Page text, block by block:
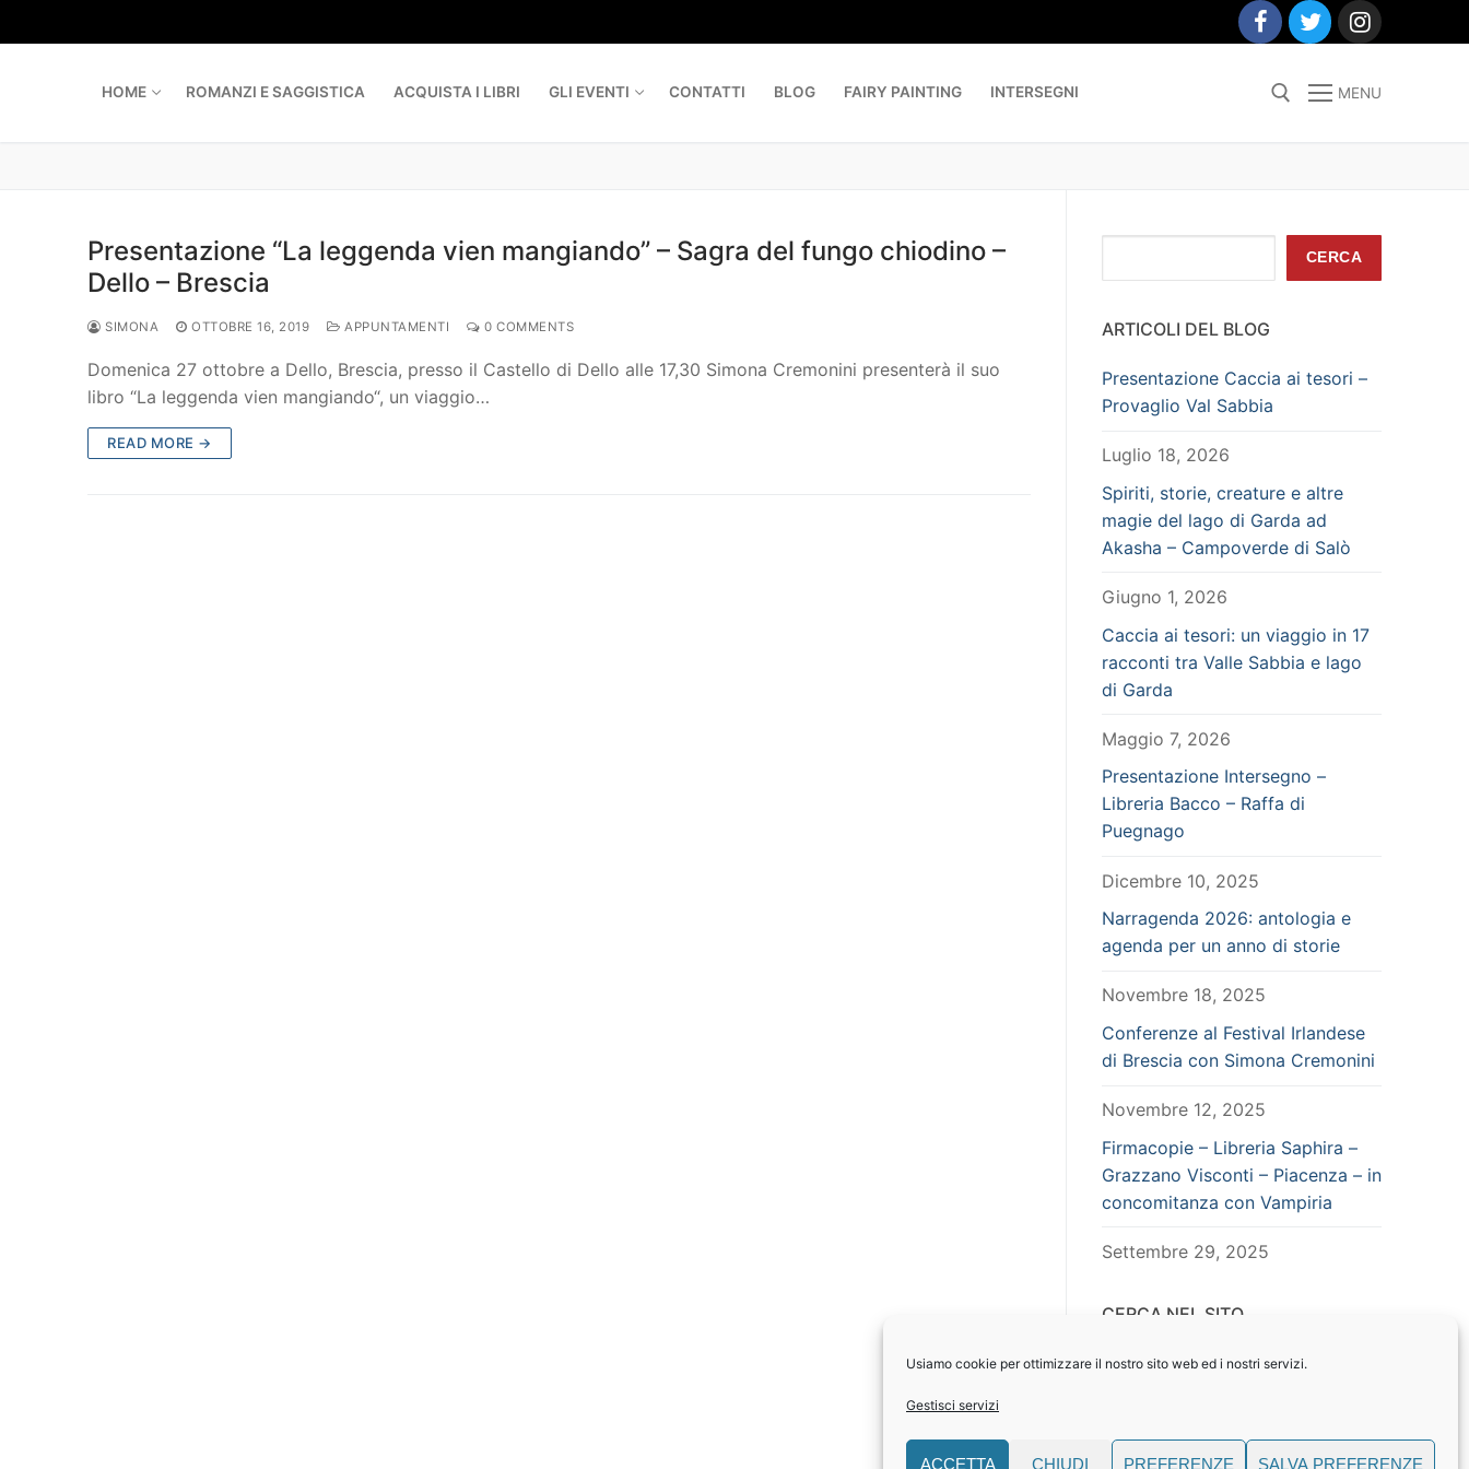
Usiamo cookie per ottimizzare il nostro sito web ed i nostri servizi.
Gestisci servizi
ACCETTA CHIUDI PREFERENZE SALVA PREFERENZE
to
HOME ROMANZI E SAGGISTICA ACQUISTA I LIBRI GLI EVENTI CONTATTI BLOG FAIRY PAINTING INTERSEGNI MENU
Presentazione “La leggenda vien mangiando” – Sagra del fungo chiodino –
Dello – Brescia
SIMONA OTTOBRE 16, 2019 APPUNTAMENTI 0 COMMENTS
Domenica 27 ottobre a Dello, Brescia, presso il Castello di Dello alle 17,30 Simona Cremonini presenterà il suo
libro “La leggenda vien mangiando“, un viaggio…
READ MORE →
CERCA
ARTICOLI DEL BLOG
Presentazione Caccia ai tesori –
Provaglio Val Sabbia
Luglio 18, 2026
Spiriti, storie, creature e altre
magie del lago di Garda ad
Akasha – Campoverde di Salò
Giugno 1, 2026
Caccia ai tesori: un viaggio in 17
racconti tra Valle Sabbia e lago
di Garda
Maggio 7, 2026
Presentazione Intersegno –
Libreria Bacco – Raffa di
Puegnago
Dicembre 10, 2025
Narragenda 2026: antologia e
agenda per un anno di storie
Novembre 18, 2025
Conferenze al Festival Irlandese
di Brescia con Simona Cremonini
Novembre 12, 2025
Firmacopie – Libreria Saphira –
Grazzano Visconti – Piacenza – in
concomitanza con Vampiria
Settembre 29, 2025
CERCA NEL SITO
Search